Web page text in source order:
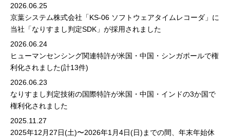
2026.06.25
京葉システム株式会社「KS-06 ソフトウェアタイムレコーダ」に
当社「なりすまし判定SDK」が採用されました
2026.06.24
ヒューマンセンシング関連特許が米国・中国・シンガポールで権
利化されました(計13件)
2026.06.23
なりすまし判定技術の国際特許が米国・中国・インドの3か国で
権利化されました
2025.11.27
2025年12月27日(土)〜2026年1月4日(日)までの間、年末年始休